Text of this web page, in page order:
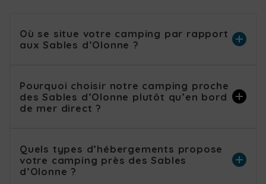
Où se situe votre camping par rapport
aux Sables d’Olonne ?
Pourquoi choisir notre camping proche
des Sables d’Olonne plutôt qu’en bord
de mer direct ?
Quels types d’hébergements propose
votre camping près des Sables
d’Olonne ?